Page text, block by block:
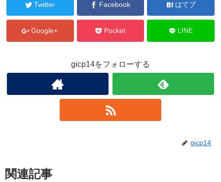
Twitter Facebook はてブ
Google+ Pocket LINE
gicp14をフォローする
gicp14
関連記事